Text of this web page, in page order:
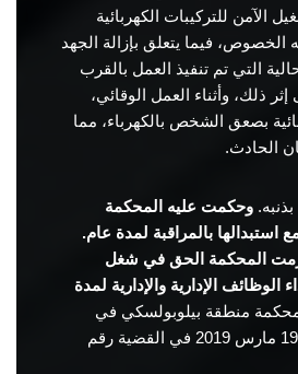
الآمن للتركيبات الكهربائية
فيما يتعلق بإزالة الجهد
التي تم تنفيذ العمل بالقرب
ذلك، وأثناء العمل الوقائي،
بصعق الشخص بالكهرباء، مما
الحادث.
وحكمت عليه المحكمة
بالمراقبة لمدة عام.
المحكمة الحق في شغل
الوظائف الإدارية والإدارية لمدة
منطقة بيلوبولسكي في
منطقة سومي بتاريخ 19 مارس 2019 في القضية رقم